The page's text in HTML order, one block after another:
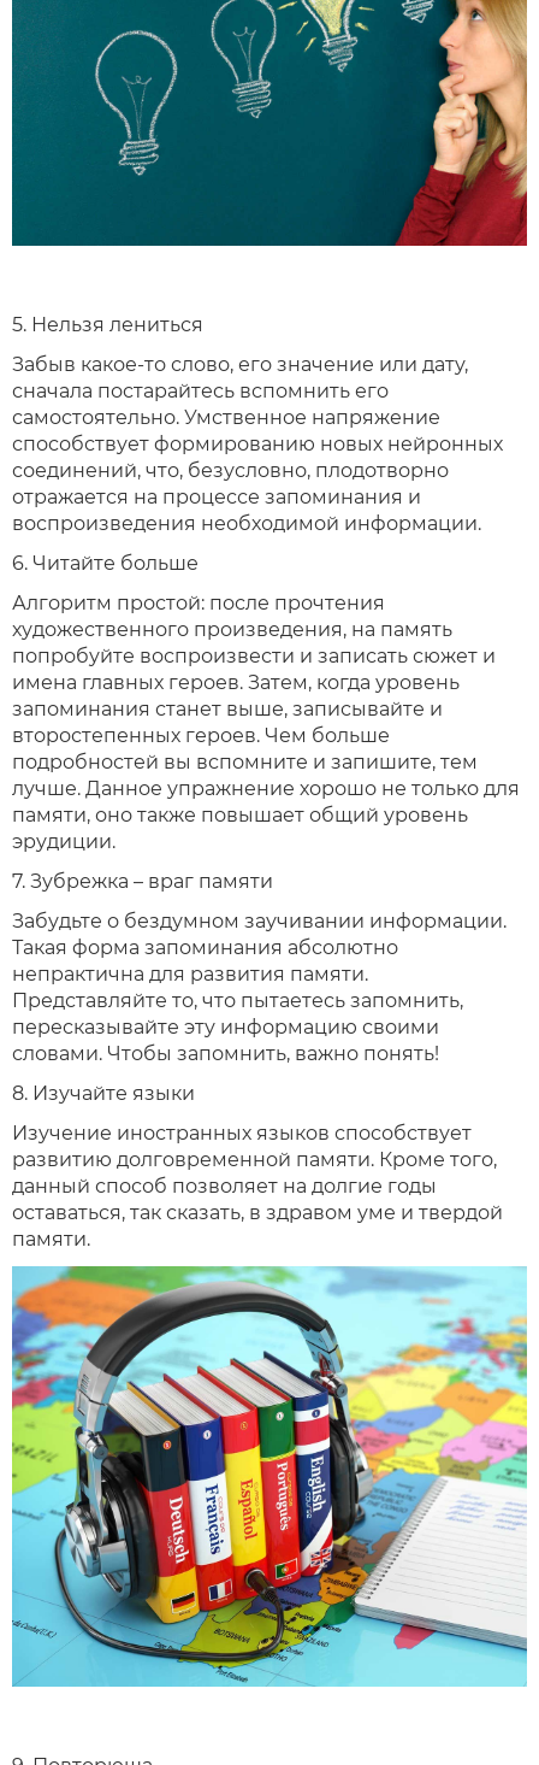
5. Нельзя лениться
Забыв какое-то слово, его значение или дату,
сначала постарайтесь вспомнить его
самостоятельно. Умственное напряжение
способствует формированию новых нейронных
соединений, что, безусловно, плодотворно
отражается на процессе запоминания и
воспроизведения необходимой информации.
6. Читайте больше
Алгоритм простой: после прочтения
художественного произведения, на память
попробуйте воспроизвести и записать сюжет и
имена главных героев. Затем, когда уровень
запоминания станет выше, записывайте и
второстепенных героев. Чем больше
подробностей вы вспомните и запишите, тем
лучше. Данное упражнение хорошо не только для
памяти, оно также повышает общий уровень
эрудиции.
7. Зубрежка – враг памяти
Забудьте о бездумном заучивании информации.
Такая форма запоминания абсолютно
непрактична для развития памяти.
Представляйте то, что пытаетесь запомнить,
пересказывайте эту информацию своими
словами. Чтобы запомнить, важно понять!
8. Изучайте языки
Изучение иностранных языков способствует
развитию долговременной памяти. Кроме того,
данный способ позволяет на долгие годы
оставаться, так сказать, в здравом уме и твердой
памяти.